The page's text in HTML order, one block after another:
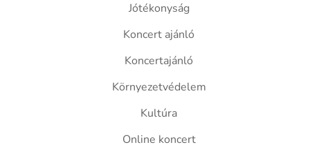
Jótékonyság
Koncert ajánló
Koncertajánló
Környezetvédelem
Kultúra
Online koncert